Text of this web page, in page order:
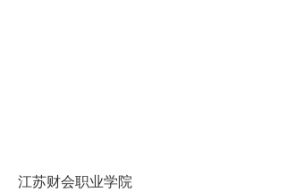
江苏财会职业学院